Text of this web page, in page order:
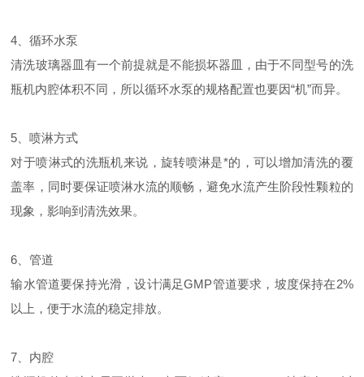
4、循环水泵
清洗玻璃器皿有一个前提就是不能损坏器皿，由于不同型号的洗
瓶机内腔体积不同，所以循环水泵的规格配置也要因“机”而异。
5、喷淋方式
对于喷淋式的洗瓶机来说，旋转喷淋是*的，可以增加清洗的覆
盖率，同时要保证喷淋水流的顺畅，避免水流产生阶段性颗粒的
现象，影响到清洗效果。
6、管道
输水管道要保持光滑，设计满足GMP管道要求，坡度保持在2%
以上，便于水流的稳定排放。
7、内腔